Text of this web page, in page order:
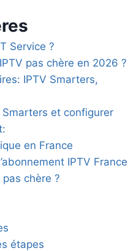
Service ?
pas chère en 2026 ?
IPTV Smarters,
et configurer
en France
IPTV France
chère ?
étapes